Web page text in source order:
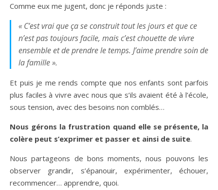
Comme eux me jugent, donc je réponds juste :
« C’est vrai que ça se construit tout les jours et que ce
n’est pas toujours facile, mais c’est chouette de vivre
ensemble et de prendre le temps. J’aime prendre soin de
la famille ».
Et puis je me rends compte que nos enfants sont parfois
plus faciles à vivre avec nous que s’ils avaient été à l’école,
sous tension, avec des besoins non comblés…
Nous gérons la frustration quand elle se présente, la
colère peut s’exprimer et passer et ainsi de suite.
Nous partageons de bons moments, nous pouvons les
observer grandir, s’épanouir, expérimenter, échouer,
recommencer… apprendre, quoi.